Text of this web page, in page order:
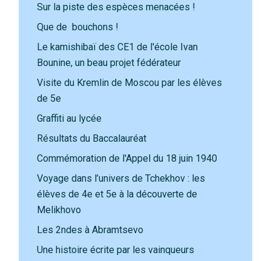
Sur la piste des espèces menacées !
Que de bouchons !
Le kamishibaï des CE1 de l'école Ivan
Bounine, un beau projet fédérateur
Visite du Kremlin de Moscou par les élèves
de 5e
Graffiti au lycée
Résultats du Baccalauréat
Commémoration de l'Appel du 18 juin 1940
Voyage dans l’univers de Tchekhov : les
élèves de 4e et 5e à la découverte de
Melikhovo
Les 2ndes à Abramtsevo
Une histoire écrite par les vainqueurs